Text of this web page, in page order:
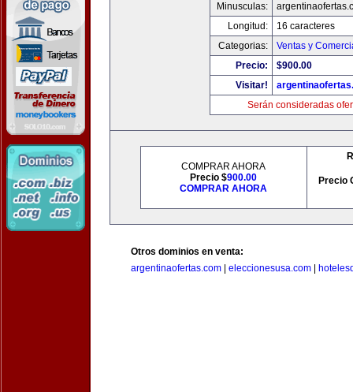
Minusculas:
Longitud:
16 caracteres
Categorias:
Ventas y
Precio:
$900.00
Visitar!
Serán consideradas
COMPRAR AHORA
Precio $900.00
COMPRAR AHORA
Precio
Otros dominios en venta:
argentinaofertas.com
eleccionesusa.com